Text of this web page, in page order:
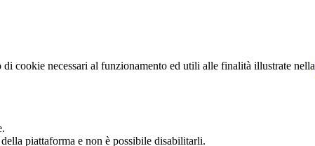
cookie necessari al funzionamento ed utili alle finalità illustrate nella
piattaforma e non è possibile disabilitarli.